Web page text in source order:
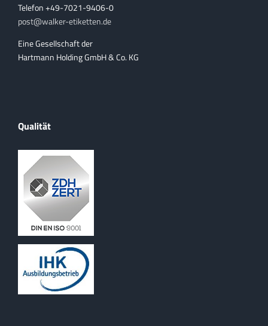
Telefon +49-7021-9406-0
post@walker-etiketten.de
Eine Gesellschaft der
Hartmann Holding GmbH & Co. KG
Qualität